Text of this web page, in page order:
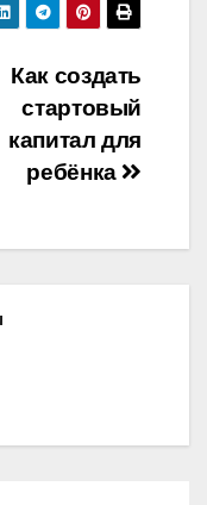
Как создать
стартовый
капитал для
ребёнка